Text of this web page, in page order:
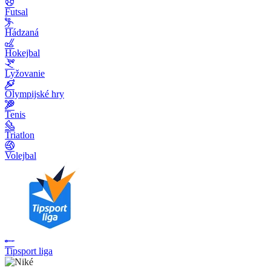
Futsal
Hádzaná
Hokejbal
Lyžovanie
Olympijské hry
Tenis
Triatlon
Volejbal
Tipsport liga